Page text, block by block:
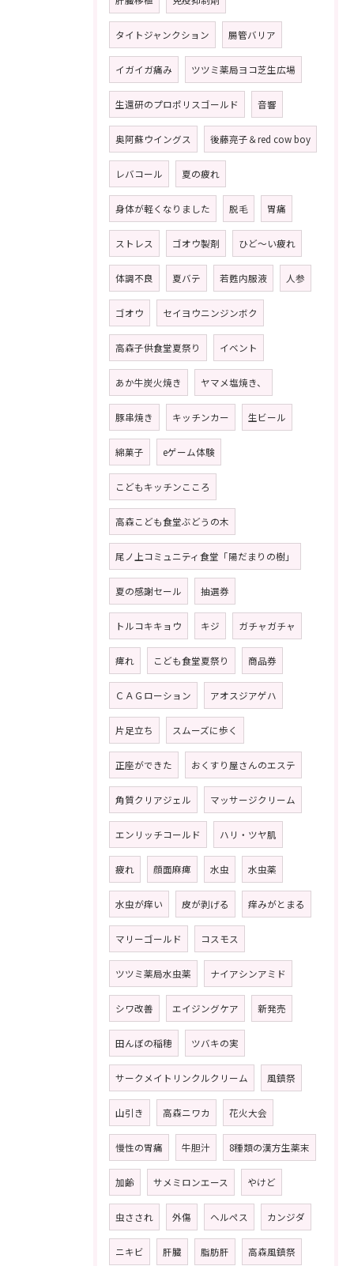
タイトジャンクション 腸管バリア
イガイガ痛み ツツミ薬局ヨコ芝生広場
生還研のプロポリスゴールド 音響
奥阿蘇ウイングス 後藤亮子＆red cow boy
レバコール 夏の疲れ
身体が軽くなりました 脱毛 胃痛
ストレス ゴオウ製剤 ひど〜い疲れ
体調不良 夏バテ 若甦内服液 人参
ゴオウ セイヨウニンジンボク
高森子供食堂夏祭り イベント
あか牛炭火焼き ヤマメ塩焼き、
豚串焼き キッチンカー 生ビール
綿菓子 eゲーム体験
こどもキッチンこころ
高森こども食堂ぶどうの木
尾ノ上コミュニティ食堂「陽だまりの樹」
夏の感謝セール 抽選券
トルコキキョウ キジ ガチャガチャ
痺れ こども食堂夏祭り 商品券
ＣＡＧローション アオスジアゲハ
片足立ち スムーズに歩く
正座ができた おくすり屋さんのエステ
角質クリアジェル マッサージクリーム
エンリッチコールド ハリ・ツヤ肌
疲れ 顔面麻痺 水虫 水虫薬
水虫が痒い 皮が剥げる 痒みがとまる
マリーゴールド コスモス
ツツミ薬局水虫薬 ナイアシンアミド
シワ改善 エイジングケア 新発売
田んぼの稲穂 ツバキの実
サークメイトリンクルクリーム 風鎮祭
山引き 高森ニワカ 花火大会
慢性の胃痛 牛胆汁 8種類の漢方生薬末
加齢 サメミロンエース やけど
虫さされ 外傷 ヘルペス カンジダ
ニキビ 肝臓 脂肪肝 高森風鎮祭